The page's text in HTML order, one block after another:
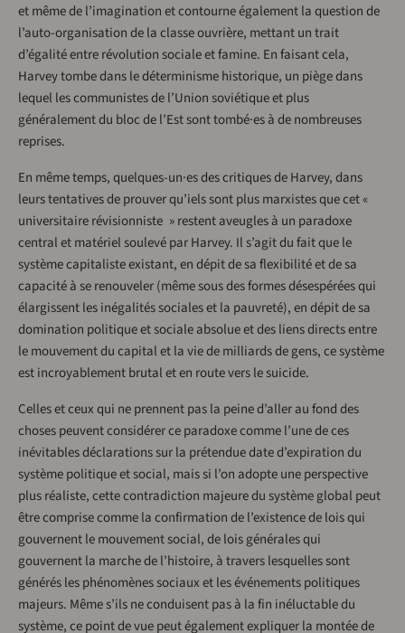
et même de l’imagination et contourne également la question de
l’auto-organisation de la classe ouvrière, mettant un trait
d’égalité entre révolution sociale et famine. En faisant cela,
Harvey tombe dans le déterminisme historique, un piège dans
lequel les communistes de l’Union soviétique et plus
généralement du bloc de l’Est sont tombé·es à de nombreuses
reprises.
En même temps, quelques-un·es des critiques de Harvey, dans
leurs tentatives de prouver qu’iels sont plus marxistes que cet «
universitaire révisionniste » restent aveugles à un paradoxe
central et matériel soulevé par Harvey. Il s’agit du fait que le
système capitaliste existant, en dépit de sa flexibilité et de sa
capacité à se renouveler (même sous des formes désespérées qui
élargissent les inégalités sociales et la pauvreté), en dépit de sa
domination politique et sociale absolue et des liens directs entre
le mouvement du capital et la vie de milliards de gens, ce système
est incroyablement brutal et en route vers le suicide.
Celles et ceux qui ne prennent pas la peine d’aller au fond des
choses peuvent considérer ce paradoxe comme l’une de ces
inévitables déclarations sur la prétendue date d’expiration du
système politique et social, mais si l’on adopte une perspective
plus réaliste, cette contradiction majeure du système global peut
être comprise comme la confirmation de l’existence de lois qui
gouvernent le mouvement social, de lois générales qui
gouvernent la marche de l’histoire, à travers lesquelles sont
générés les phénomènes sociaux et les événements politiques
majeurs. Même s’ils ne conduisent pas à la fin inéluctable du
système, ce point de vue peut également expliquer la montée de